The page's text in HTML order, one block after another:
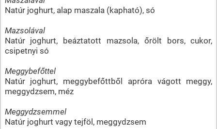
Natúr joghurt, alap maszala (kapható), só
Mazsolával
Natúr joghurt, beáztatott mazsola, őrölt bors, cukor,
csipetnyi só
Meggybefőttel
Natúr joghurt, meggybefőttből apróra vágott meggy,
meggydzsem, méz
Meggydzsemmel
Natúr joghurt vagy tejföl, meggydzsem